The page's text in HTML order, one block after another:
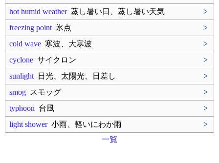
hot humid weather蒸し暑い日、蒸し暑い天気
>
freezing point 氷点
>
cold wave 寒波、大寒波
>
cyclone サイクロン
>
sunlight 日光、太陽光、日差し
>
smog スモッグ
>
typhoon 台風
>
light shower小雨、軽いにわか雨
>
一覧